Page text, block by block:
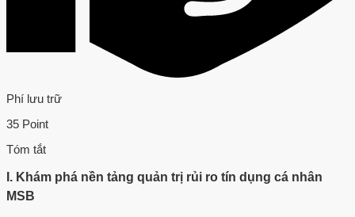
Phí lưu trữ
35 Point
Tóm tắt
I. Khám phá nền tảng quản trị rủi ro tín dụng cá nhân
MSB